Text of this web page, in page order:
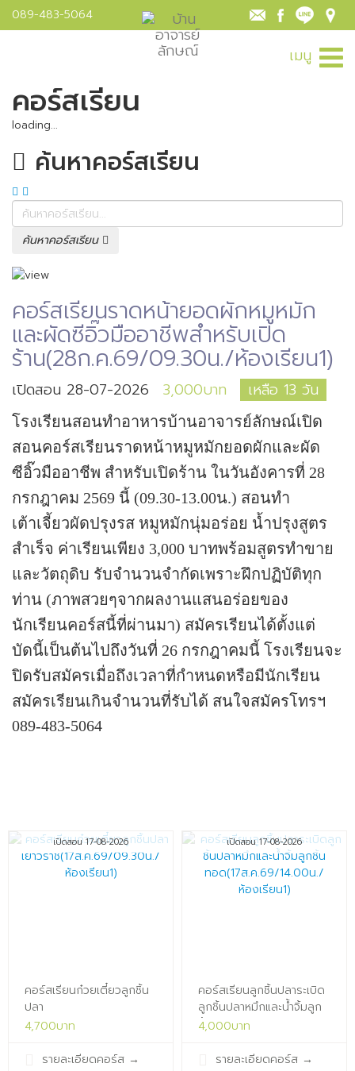
089-483-5064
เมนู
คอร์สเรียน
loading...
ค้นหาคอร์สเรียน
ค้นหาคอร์สเรียน
คอร์สเรียนราดหน้ายอดผักหมูหมัก
และผัดซีอิ๊วมืออาชีพสำหรับเปิด
ร้าน(28ก.ค.69/09.30น./ห้องเรียน1)
เปิดสอน 28-07-2026 3,000บาท เหลือ 13 วัน
โรงเรียนสอนทำอาหารบ้านอาจารย์ลักษณ์เปิด
สอนคอร์สเรียนราดหน้าหมูหมักยอดผักและผัด
ซีอิ๊วมืออาชีพ สำหรับเปิดร้าน ในวันอังคารที่ 28
กรกฎาคม 2569 นี้ (09.30-13.00น.) สอนทำ
เต้าเจี้ยวผัดปรุงรส หมูหมักนุ่มอร่อย น้ำปรุงสูตร
สำเร็จ ค่าเรียนเพียง 3,000 บาทพร้อมสูตรทำขาย
และวัตถุดิบ รับจำนวนจำกัดเพราะฝึกปฏิบัติทุก
ท่าน (ภาพสวยๆจากผลงานแสนอร่อยของ
นักเรียนคอร์สนี้ที่ผ่านมา) สมัครเรียนได้ตั้งแต่
บัดนี้เป็นต้นไปถึงวันที่ 26 กรกฎาคมนี้ โรงเรียนจะ
ปิดรับสมัครเมื่อถึงเวลาที่กำหนดหรือมีนักเรียน
สมัครเรียนเกินจำนวนที่รับได้ สนใจสมัครโทรฯ
089-483-5064
เปิดสอน 17-08-2026
คอร์สเรียนก๋วยเตี๋ยวลูกชิ้น
ปลา
เยาวราช(17ส.ค.69/09.30น./
4,700บาท
รายละเอียดคอร์ส →
เปิดสอน 17-08-2026
คอร์สเรียนลูกชิ้นปลาระเบิด
ลูกชิ้นปลาหมึกและน้ำจิ้มลูก
ชิ้น
ห้องเรียน1)x
4,000บาท
รายละเอียดคอร์ส →